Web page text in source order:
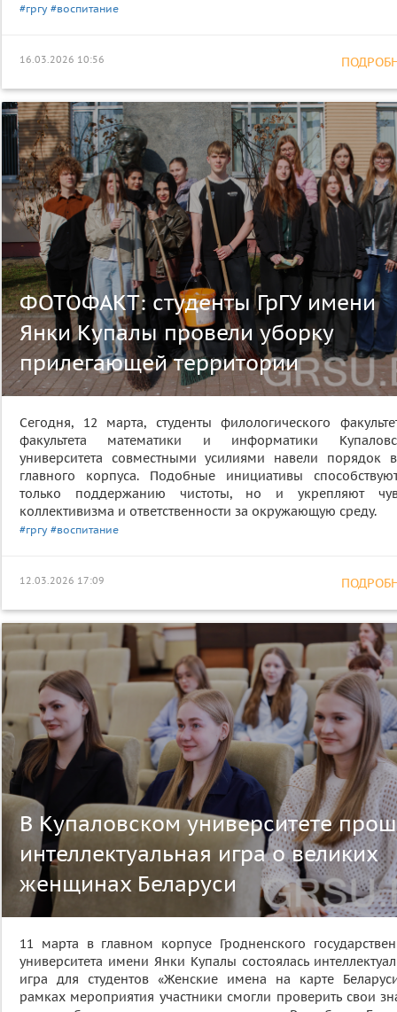
#гргу #воспитание
16.03.2026 10:56
ФОТОФАКТ: студенты ГрГУ имени
Янки Купалы провели уборку
прилегающей территории
Сегодня, 12 марта, студенты филологического
факультета математики и информатики
университета совместными усилиями навели порядок
главного корпуса. Подобные инициативы
только поддержанию чистоты, но и укрепляют
коллективизма и ответственности за окружающую среду.
#гргу #воспитание
12.03.2026 17:09
В Купаловском университете
интеллектуальная игра о великих
женщинах Беларуси
11 марта в главном корпусе Гродненского
университета имени Янки Купалы состоялась
игра для студентов «Женские имена на карте
рамках мероприятия участники смогли проверить свои